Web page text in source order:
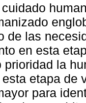
de las
en esta
la
etapa de
para